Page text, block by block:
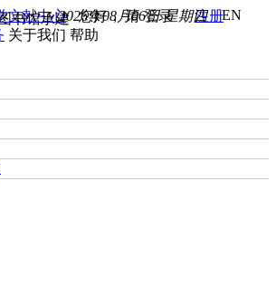
您好， 请登录 注册EN
2026年08月06日 星期四
书馆承建
关于我们 帮助